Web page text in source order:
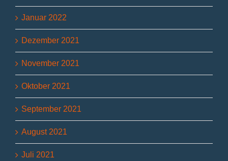
Januar 2022
Dezember 2021
November 2021
Oktober 2021
September 2021
August 2021
Juli 2021